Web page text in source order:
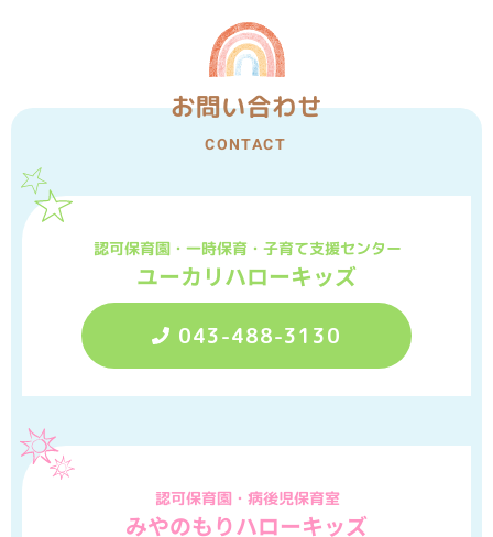
お問い合わせ
CONTACT
認可保育園・一時保育・子育て支援センター
ユーカリハローキッズ
043-488-3130
認可保育園・病後児保育室
みやのもりハローキッズ